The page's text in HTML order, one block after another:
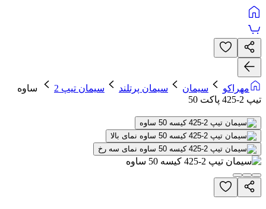
مهراکو سیمان سیمان پرتلند سیمان تیپ 2
ساوه
تیپ 2-425 پاکت 50